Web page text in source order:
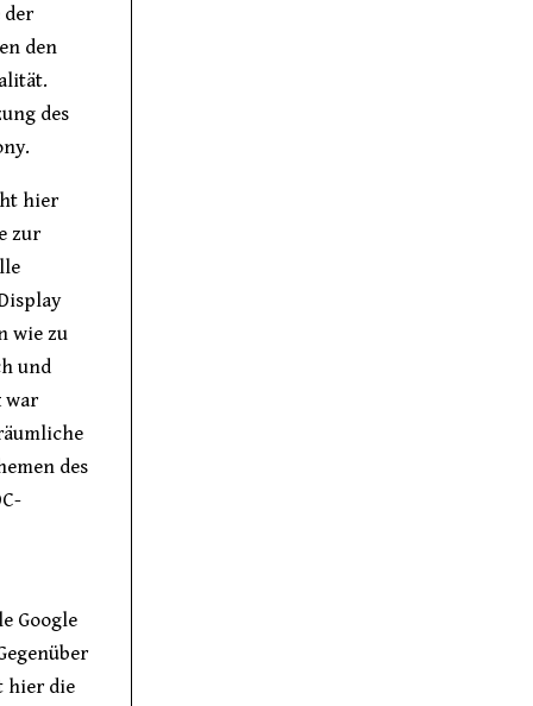
der
den
des
hier
zur
wie zu
und
war
des
Google
hier die